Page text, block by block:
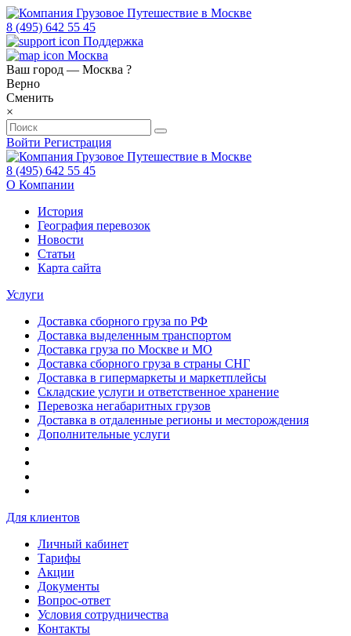
8 (495) 642 55 45
Поддержка
Москва
Ваш город — Москва ?
Верно
Сменить
×
Войти Регистрация
8 (495) 642 55 45
О Компании
История
География перевозок
Новости
Статьи
Карта сайта
Услуги
Доставка сборного груза по РФ
Доставка выделенным транспортом
Доставка груза по Москве и МО
Доставка сборного груза в страны СНГ
Доставка в гипермаркеты и маркетплейсы
Складские услуги и ответственное хранение
Перевозка негабаритных грузов
Доставка в отдаленные регионы и месторождения
Дополнительные услуги
Для клиентов
Личный кабинет
Тарифы
Акции
Документы
Вопрос-ответ
Условия сотрудничества
Контакты